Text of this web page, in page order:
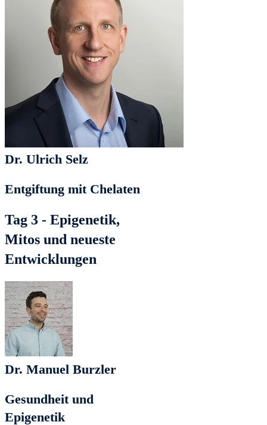
Dr. Ulrich Selz
Entgiftung mit Chelaten
Tag 3 - Epigenetik,
Mitos und neueste
Entwicklungen
Dr. Manuel Burzler
Gesundheit und
Epigenetik